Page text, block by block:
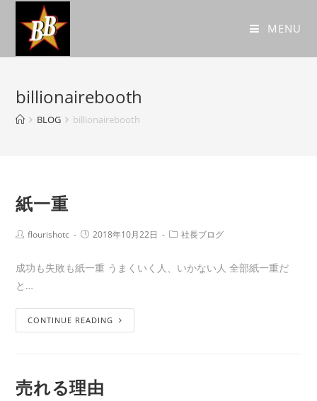
MENU
billionairebooth
BLOG billionairebooth
紙一重
flourishotc 2018年10月22日 社長ブログ
成功も失敗も紙一重 うまくいく人、いかない人 全部紙一重だ
と…
CONTINUE READING
売れる理由